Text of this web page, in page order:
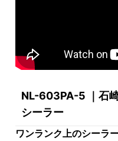
NL-603PA-5 ｜石
シーラー
ワンランク上のシーラ